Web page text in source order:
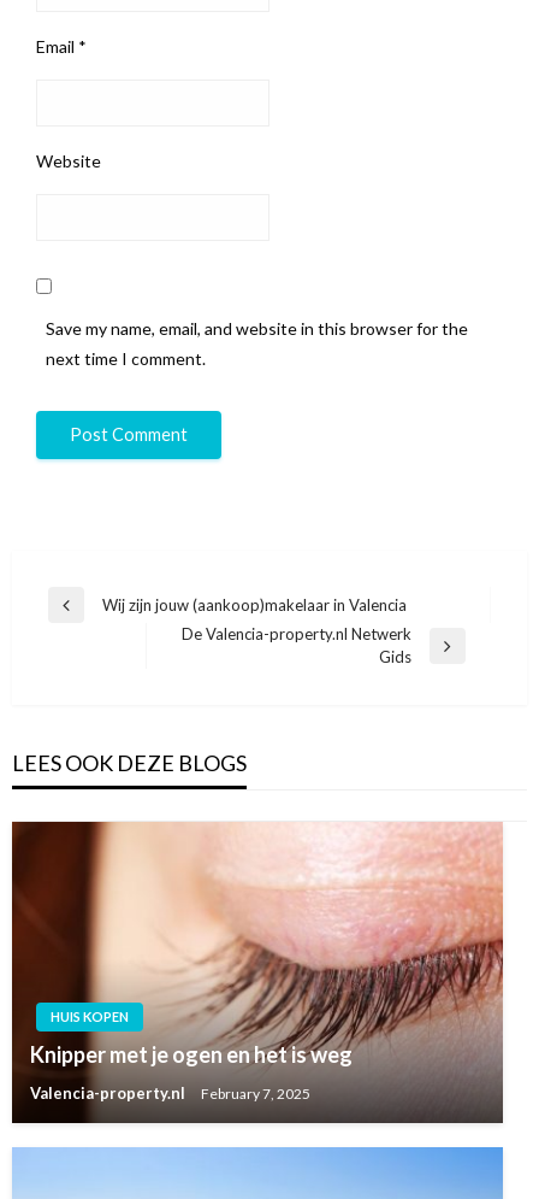
Email *
Website
Save my name, email, and website in this browser for the
next time I comment.
Post
PreviousWij zijn jouw (aankoop)makelaar in Valencia
De Valencia-property.nl Netwerk
Gids
LEES OOK DEZE BLOGS
HUIS KOPEN
Knipper met je ogen en het is weg
Valencia-property.nl February 7, 2025